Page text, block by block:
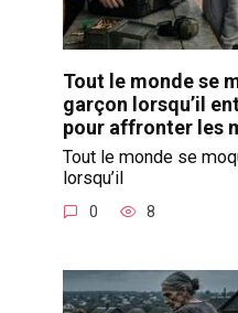
Tout le monde se
garçon lorsqu’il
pour affronter les
Tout le monde se
lorsqu’il
0 8